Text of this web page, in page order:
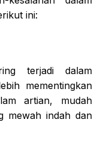
ini:
terjadi dalam
mementingkan
artian, mudah
mewah indah dan